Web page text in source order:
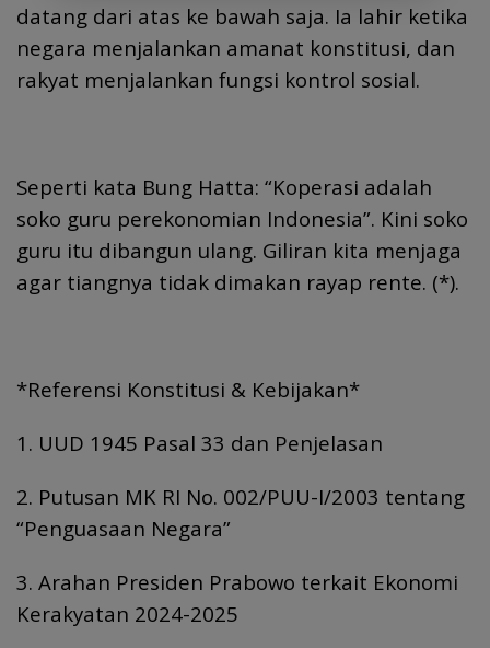
datang dari atas ke bawah saja. Ia lahir ketika
negara menjalankan amanat konstitusi, dan
rakyat menjalankan fungsi kontrol sosial.
Seperti kata Bung Hatta: “Koperasi adalah
soko guru perekonomian Indonesia”. Kini soko
guru itu dibangun ulang. Giliran kita menjaga
agar tiangnya tidak dimakan rayap rente. (*).
*Referensi Konstitusi & Kebijakan*
1. UUD 1945 Pasal 33 dan Penjelasan
2. Putusan MK RI No. 002/PUU-I/2003 tentang
“Penguasaan Negara”
3. Arahan Presiden Prabowo terkait Ekonomi
Kerakyatan 2024-2025